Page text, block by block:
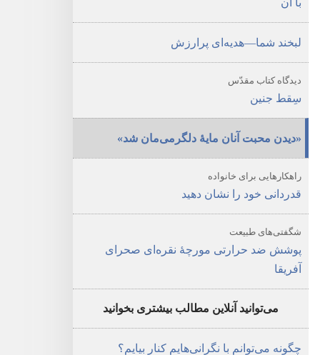
و
با آن
لبخند شما—‏هدیه‌ای پرارزش
دیدگاه کتاب مقدّس
سِقط جنین
‏«دیدن محبت آنان مایهٔ دلگرمی‌مان شد»‏
راهکارهایی برای خانواده
قدردانی خود را نشان دهید
شگفتی‌های طبیعت
پوشش ضد حرارتی مورچهٔ نقره‌ای صحرای
آفریقا
می‌توانید آنلاین مطالب بیشتری بخوانید
چگونه می‌توانم با نگرانی‌هایم کنار بیایم؟‏